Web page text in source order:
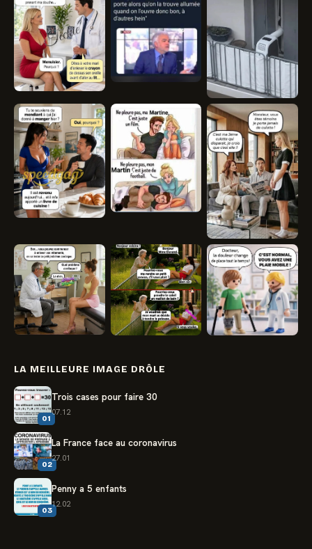
LA MEILLEURE IMAGE DRÔLE
01
Trois cases pour faire 30
07.12
02
La France face au coronavirus
27.01
03
Penny a 5 enfants
12.02